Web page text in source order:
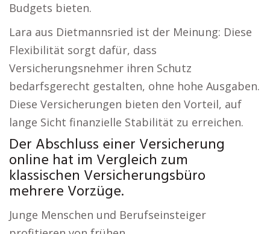
Budgets bieten.
Lara aus Dietmannsried ist der Meinung: Diese
Flexibilität sorgt dafür, dass
Versicherungsnehmer ihren Schutz
bedarfsgerecht gestalten, ohne hohe Ausgaben.
Diese Versicherungen bieten den Vorteil, auf
lange Sicht finanzielle Stabilität zu erreichen.
Der Abschluss einer Versicherung
online hat im Vergleich zum
klassischen Versicherungsbüro
mehrere Vorzüge.
Junge Menschen und Berufseinsteiger